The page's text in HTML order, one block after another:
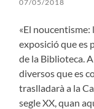
07/05/2018
«El noucentisme:
exposició que es
de la Biblioteca.
diversos que es
traslladarà a la
segle XX, quan